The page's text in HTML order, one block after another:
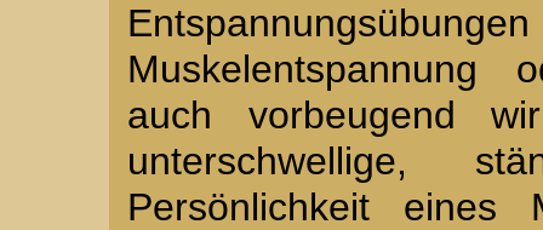
auch vorbeugend
unterschwellige,
Persönlichkeit